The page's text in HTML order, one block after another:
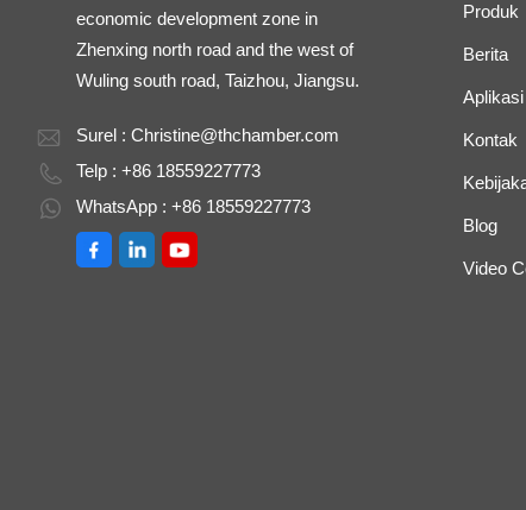
economic development zone in
Zhenxing north road and the west of
Wuling south road, Taizhou, Jiangsu.
Surel :Christine@thchamber.com
Telp : +86 18559227773
WhatsApp : +86 18559227773
Produk
Berita
Aplikasi
Kontak
Blog
Video